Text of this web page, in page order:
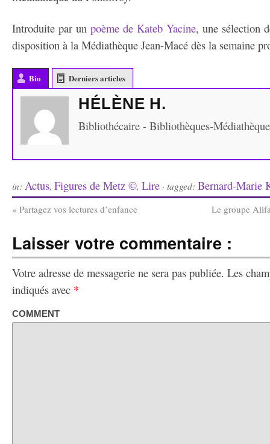
Introduite par un poème de Kateb Yacine, une sélection
disposition à la Médiathèque Jean-Macé dès la semaine
Bio Derniers articles
HÉLÈNE H.
Bibliothécaire - Bibliothèques-
in: Actus, Figures de Metz ©, Lire · tagged: Bernard-Marie
« Partagez vos lectures d’enfance Le groupe
Laisser votre commentaire :
Votre adresse de messagerie ne sera pas publiée. Les
indiqués avec *
COMMENT